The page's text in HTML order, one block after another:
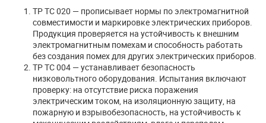
ТР ТС 020 — прописывает нормы по электромагнитной
совместимости и маркировке электрических приборов.
Продукция проверяется на устойчивость к внешним
электромагнитным помехам и способность работать
без создания помех для других электрических приборов.
ТР ТС 004 — устанавливает безопасность
низковольтного оборудования. Испытания включают
проверку: на отсутствие риска поражения
электрическим током, на изоляционную защиту, на
пожарную и взрывобезопасность, на устойчивость к